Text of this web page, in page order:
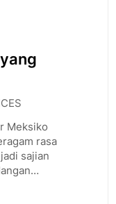
Meksiko
rasa
sajian